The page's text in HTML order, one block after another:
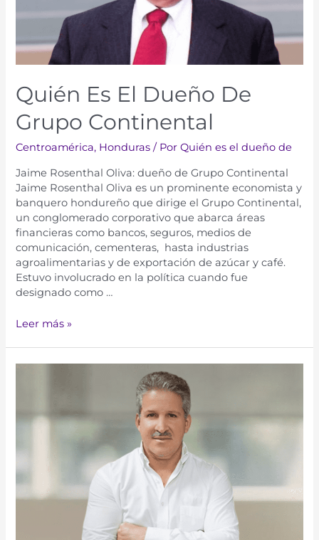
Quién Es El Dueño De
Grupo Continental
Centroamérica, Honduras / PorQuién es el dueño de
Jaime Rosenthal Oliva: dueño de Grupo Continental
Jaime Rosenthal Oliva es un prominente economista y
banquero hondureño que dirige el Grupo Continental,
un conglomerado corporativo que abarca áreas
financieras como bancos, seguros, medios de
comunicación, cementeras, hasta industrias
agroalimentarias y de exportación de azúcar y café.
Estuvo involucrado en la política cuando fue
designado como …
Leer más »